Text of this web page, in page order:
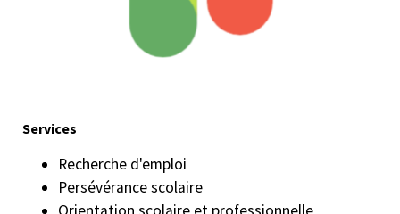
Services
Recherche d'emploi
Persévérance scolaire